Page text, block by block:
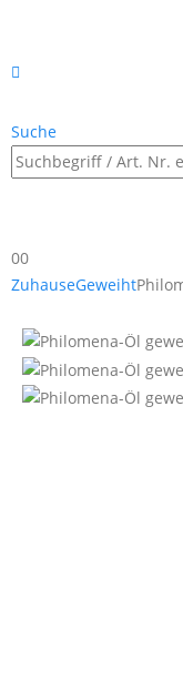
Suche
00
ZuhauseGeweiht